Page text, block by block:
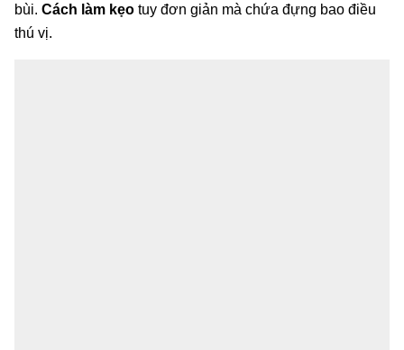
bùi. Cách làm kẹo tuy đơn giản mà chứa đựng bao điều
thú vị.